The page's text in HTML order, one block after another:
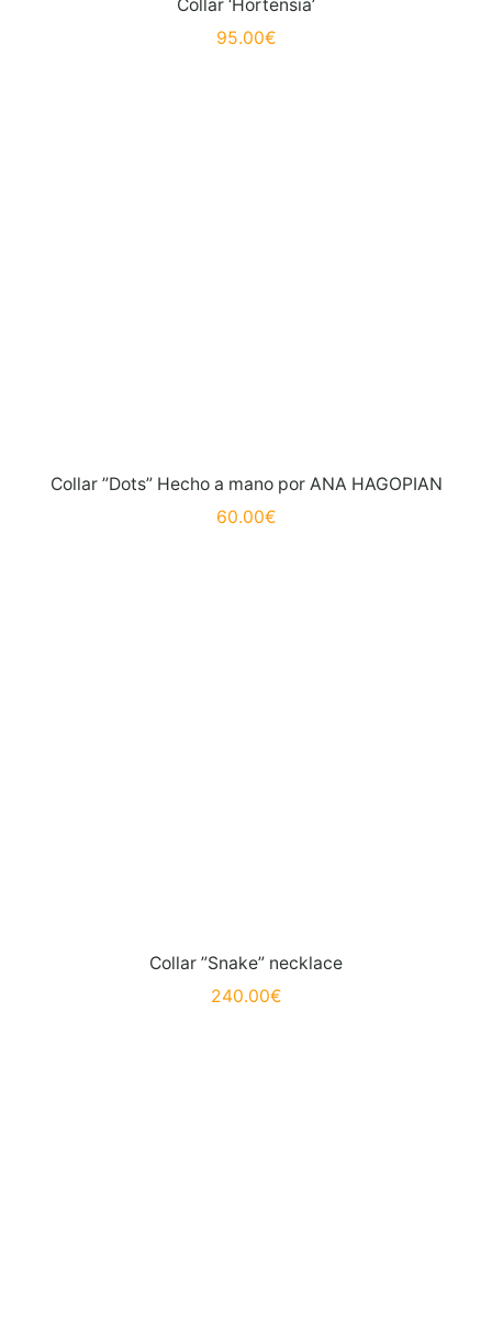
Collar ‘Hortensia’
95.00€
Collar ”Dots” Hecho a mano por ANA HAGOPIAN
60.00€
Collar ”Snake” necklace
240.00€